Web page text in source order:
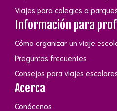
Viajes para colegios a
Información para
Cómo organizar un viaje
Preguntas frecuentes
Consejos para viajes escolares
Acerca
Conócenos